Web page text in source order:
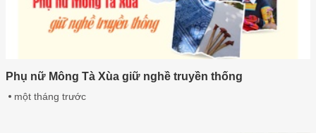
Phụ nữ Mông Tà Xùa giữ nghề truyền thống
một tháng trước